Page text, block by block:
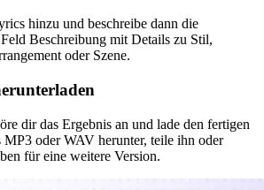
hinzu und beschreibe dann die
Beschreibung mit Details zu Stil,
oder Szene.
dir das Ergebnis an und lade den fertigen
MP3 oder WAV herunter, teile ihn oder
für eine weitere Version.